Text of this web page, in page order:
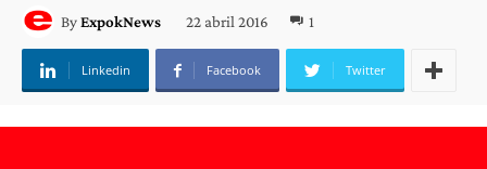
ByExpokNews 22 abril 2016 1
Linkedin Facebook Twitter